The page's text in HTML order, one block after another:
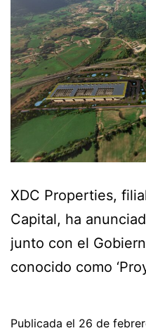
XDC Properties,
Capital, ha
junto con el
conocido como
Publicada el 26 de